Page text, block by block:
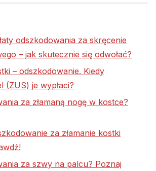
odszkodowania za skręcenie
– jak skutecznie się odwołać?
– odszkodowanie. Kiedy
(ZUS) je wypłaci?
za złamaną nogę w kostce?
za złamanie kostki
za szwy na palcu? Poznaj